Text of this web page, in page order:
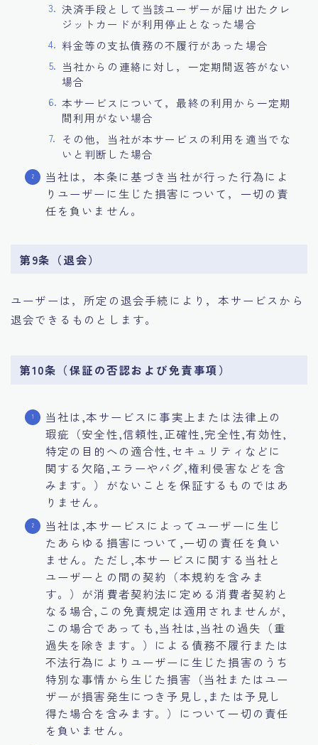
決済手段として当該ユーザーが届け出たクレ
ジットカードが利用停止となった場合
料金等の支払債務の不履行があった場合
当社からの連絡に対し，一定期間返答がない
場合
本サービスについて，最終の利用から一定期
間利用がない場合
その他，当社が本サービスの利用を適当でな
いと判断した場合
当社は，本条に基づき当社が行った行為によ
りユーザーに生じた損害について，一切の責
任を負いません。
第9条（退会）
ユーザーは，所定の退会手続により，本サービスから
退会できるものとします。
第10条（保証の否認および免責事項）
当社は,本サービスに事実上または法律上の
瑕疵（安全性,信頼性,正確性,完全性,有効性,
特定の目的への適合性,セキュリティなどに
関する欠陥,エラーやバグ,権利侵害などを含
みます。）がないことを保証するものではあ
りません。
当社は,本サービスによってユーザーに生じ
たあらゆる損害について,一切の責任を負い
ません。ただし,本サービスに関する当社と
ユーザーとの間の契約（本規約を含みま
す。）が消費者契約法に定める消費者契約と
なる場合,この免責規定は適用されませんが,
この場合であっても,当社は,当社の過失（重
過失を除きます。）による債務不履行または
不法行為によりユーザーに生じた損害のうち
特別な事情から生じた損害（当社またはユー
ザーが損害発生につき予見し,または予見し
得た場合を含みます。）について一切の責任
を負いません。